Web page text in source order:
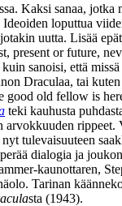
Kaksi sanaa, jotka
Ideoiden loputtua
uutta. Lisää
present or future,
kuin sanoisi, että
Draculaa, tai
good old fellow is
teki kauhusta
arvokkuuden rippeet.
tulevaisuuteen
dialogia ja
kaunottaren,
Tarinan
sta (1943).